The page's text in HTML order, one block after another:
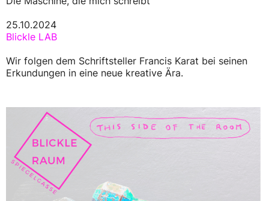
25.10.2024
Blickle LAB
Wir folgen dem Schriftsteller Francis Karat bei seinen
Erkundungen in eine neue kreative Ära.